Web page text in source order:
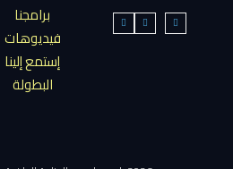
برامجنا
فيديوهات
إستمع إلينا
البطولة